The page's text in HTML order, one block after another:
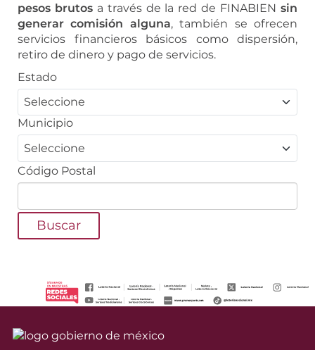
pesos brutos a través de la red de FINABIENsin
generar comisión alguna, también se ofrecen
servicios financieros básicos como dispersión,
retiro de dinero y pago de servicios.
Estado
Municipio
Código Postal
Buscar